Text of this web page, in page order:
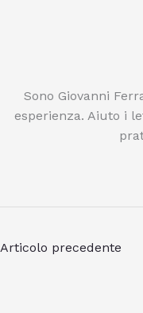
Sono Giovanni
esperienza. Aiuto i
Articolo precedente